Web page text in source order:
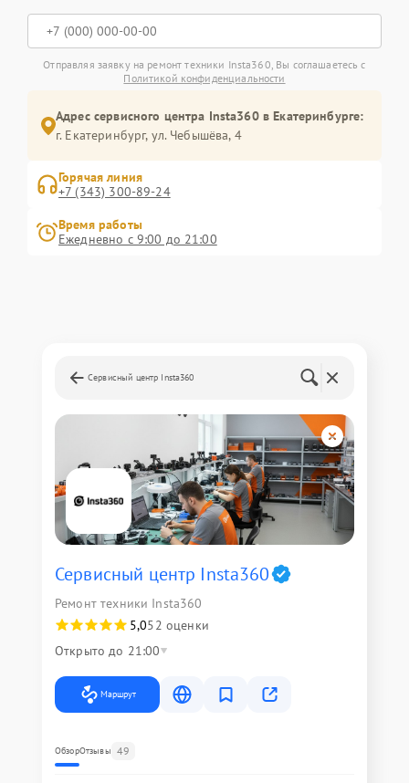
Отправляя заявку на ремонт техники Insta360, Вы соглашаетесь с
Политикой конфиденциальности
Адрес сервисного центра Insta360 в Екатеринбурге:
г. Екатеринбург, ул. Чебышёва, 4
Горячая линия
+7 (343) 300-89-24
Время работы
Ежедневно с 9:00 до 21:00
Сервисный центр Insta360
Сервисный центр Insta360
Ремонт техники Insta360
5,052 оценки
Открыто до 21:00
Маршрут
ОбзорОтзывы 49